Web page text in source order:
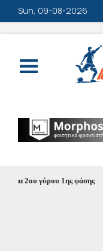
Sun, 09-08-2026
2ου γύρου 1ης φάσης //